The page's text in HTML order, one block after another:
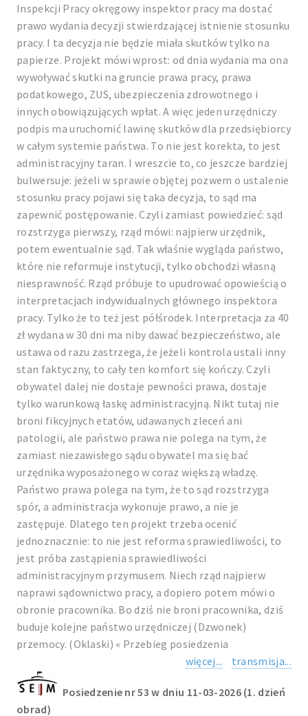
Inspekcji Pracy okręgowy inspektor pracy ma dostać
prawo wydania decyzji stwierdzającej istnienie stosunku
pracy. I ta decyzja nie będzie miała skutków tylko na
papierze. Projekt mówi wprost: od dnia wydania ma ona
wywoływać skutki na gruncie prawa pracy, prawa
podatkowego, ZUS, ubezpieczenia zdrowotnego i
innych obowiązujących wpłat. A więc jeden urzędniczy
podpis ma uruchomić lawinę skutków dla przedsiębiorcy
w całym systemie państwa. To nie jest korekta, to jest
administracyjny taran. I wreszcie to, co jeszcze bardziej
bulwersuje: jeżeli w sprawie objętej pozwem o ustalenie
stosunku pracy pojawi się taka decyzja, to sąd ma
zapewnić postępowanie. Czyli zamiast powiedzieć: sąd
rozstrzyga pierwszy, rząd mówi: najpierw urzędnik,
potem ewentualnie sąd. Tak właśnie wygląda państwo,
które nie reformuje instytucji, tylko obchodzi własną
niesprawność. Rząd próbuje to upudrować opowieścią o
interpretacjach indywidualnych głównego inspektora
pracy. Tylko że to też jest półśrodek. Interpretacja za 40
zł wydana w 30 dni ma niby dawać bezpieczeństwo, ale
ustawa od razu zastrzega, że jeżeli kontrola ustali inny
stan faktyczny, to cały ten komfort się kończy. Czyli
obywatel dalej nie dostaje pewności prawa, dostaje
tylko warunkową łaskę administracyjną. Nikt tutaj nie
broni fikcyjnych etatów, udawanych zleceń ani
patologii, ale państwo prawa nie polega na tym, że
zamiast niezawisłego sądu obywatel ma się bać
urzędnika wyposażonego w coraz większą władzę.
Państwo prawa polega na tym, że to sąd rozstrzyga
spór, a administracja wykonuje prawo, a nie je
zastępuje. Dlatego ten projekt trzeba ocenić
jednoznacznie: to nie jest reforma sprawiedliwości, to
jest próba zastąpienia sprawiedliwości
administracyjnym przymusem. Niech rząd najpierw
naprawi sądownictwo pracy, a dopiero potem mówi o
obronie pracownika. Bo dziś nie broni pracownika, dziś
buduje kolejne państwo urzędniczej (Dzwonek)
przemocy. (Oklaski) « Przebieg posiedzenia
więcej...
transmisja...
Posiedzenie nr 53 w dniu 11-03-2026 (1. dzień
obrad)